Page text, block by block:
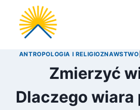
Przejdź
treści
ANTROPOLOGIA I RELIGIOZNAWSTWO
Zmierzyć
Dlaczego wiara